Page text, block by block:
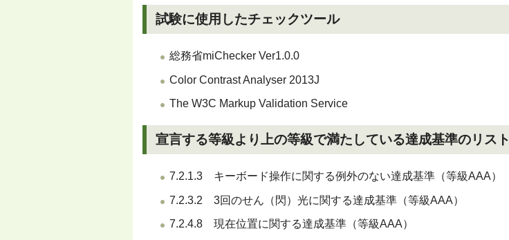
試験に使用したチェックツール
総務省miChecker Ver1.0.0
Color Contrast Analyser 2013J
The W3C Markup Validation Service
宣言する等級より上の等級で満たしている達成基準のリスト
7.2.1.3 キーボード操作に関する例外のない達成基準（等級AAA）
7.2.3.2 3回のせん（閃）光に関する達成基準（等級AAA）
7.2.4.8 現在位置に関する達成基準（等級AAA）